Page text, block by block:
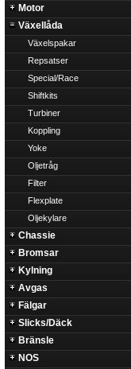
Motor
Växellåda
Växelspakar
Repsatser
Special/Race
Shiftkits
Turbiner
Koppling
Yoke
Oljetråg
Filter
Flexplate
Oljekylare
Chassie
Bromsar
Kylning
Avgas
Fälgar
Slicks/Däck
Bränsle
NOS